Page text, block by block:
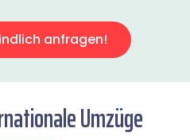
anfragen!
Umzüge